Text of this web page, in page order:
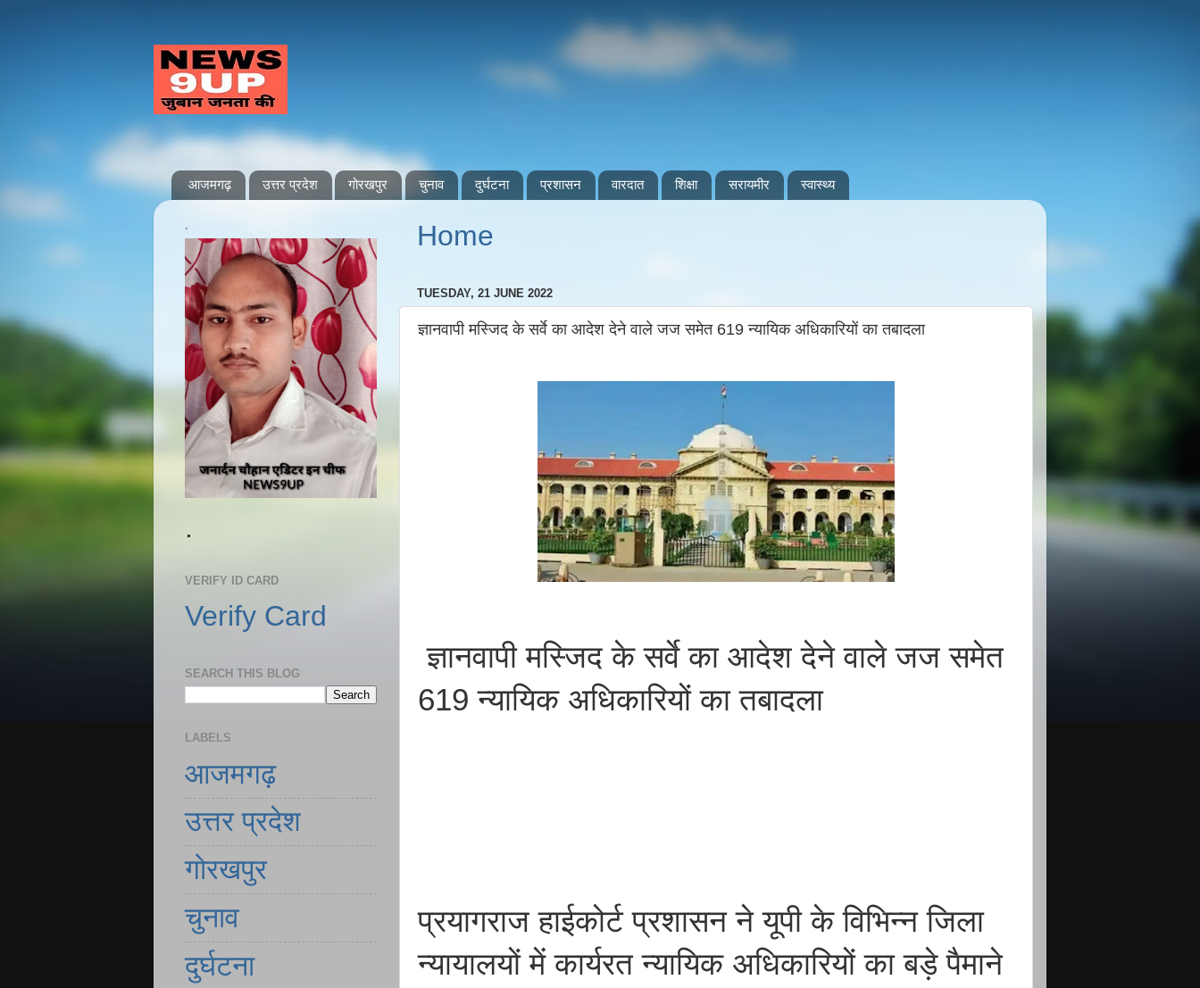
आजमगढ़ उत्तर प्रदेश गोरखपुर चुनाव दुर्घटना प्रशासन वारदात शिक्षा सरायमीर स्वास्थ्य
Home
TUESDAY, 21 JUNE 2022
ज्ञानवापी मस्जिद के सर्वे का आदेश देने वाले जज समेत 619 न्यायिक अधिकारियों का तबादला
ज्ञानवापी मस्जिद के सर्वे का आदेश देने वाले जज समेत
619 न्यायिक अधिकारियों का तबादला
प्रयागराज हाईकोर्ट प्रशासन ने यूपी के विभिन्न जिला
न्यायालयों में कार्यरत न्यायिक अधिकारियों का बड़े पैमाने
.
.
VERIFY ID CARD
Verify Card
SEARCH THIS BLOG
LABELS
आजमगढ़
उत्तर प्रदेश
गोरखपुर
चुनाव
दुर्घटना